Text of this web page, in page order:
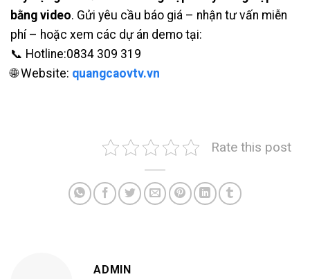
bằng video. Gửi yêu cầu báo giá – nhận tư vấn miễn
phí – hoặc xem các dự án demo tại:
📞 Hotline:0834 309 319
🌐 Website: quangcaovtv.vn
Rate this post
ADMIN